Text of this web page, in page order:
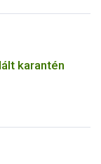
karantén